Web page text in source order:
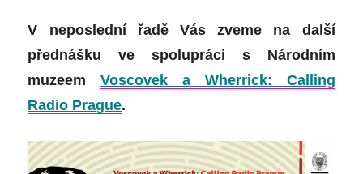
V neposlední řadě Vás zveme na další
přednášku ve spolupráci s Národním
muzeem
Voscovek a Wherrick: Calling
Radio Prague.